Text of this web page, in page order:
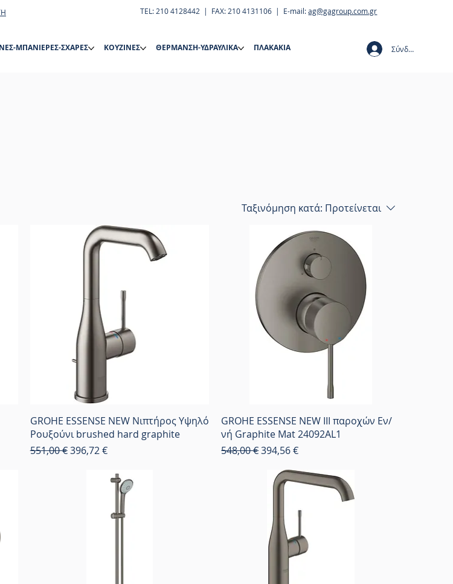
TEL: 210 4128442 | FAX: 210 4131106 | E-mail:ag@gagroup.com.gr
ΜΠΑΝΙΕΡΕΣ-ΣΧΑΡΕΣ ΚΟΥΖΙΝΕΣ ΘΕΡΜΑΝΣΗ-ΥΔΡΑΥΛΙΚΑ ΠΛΑΚΑΚΙΑ Σύνδεση
Ταξινόμηση κατά: Προτείνεται
GROHE ESSENSE NEW Νιπτήρος Yψηλό
Ρουξούνι brushed hard graphite
Κανονική τιμή
551,00 €Τιμή Έκπτωσης
396,72 €
GROHE ESSENSE NEW ΙΙΙ παροχών Εν/
νή Graphite Mat 24092AL1
Κανονική τιμή
548,00 €Τιμή Έκπτωσης
394,56 €